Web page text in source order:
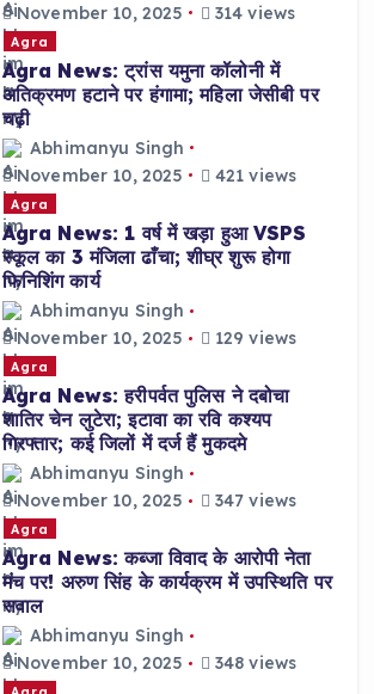
November 10, 2025
314 views
Agra
Agra News: ट्रांस यमुना कॉलोनी में
अतिक्रमण हटाने पर हंगामा; महिला जेसीबी पर
चढ़ी
Abhimanyu Singh
November 10, 2025
421 views
Agra
Agra News: 1 वर्ष में खड़ा हुआ VSPS
स्कूल का 3 मंजिला ढाँचा; शीघ्र शुरू होगा
फिनिशिंग कार्य
Abhimanyu Singh
November 10, 2025
129 views
Agra
Agra News: हरीपर्वत पुलिस ने दबोचा
शातिर चेन लुटेरा; इटावा का रवि कश्यप
गिरफ्तार; कई जिलों में दर्ज हैं मुकदमे
Abhimanyu Singh
November 10, 2025
347 views
Agra
Agra News: कब्जा विवाद के आरोपी नेता
मंच पर! अरुण सिंह के कार्यक्रम में उपस्थिति पर
सवाल
Abhimanyu Singh
November 10, 2025
348 views